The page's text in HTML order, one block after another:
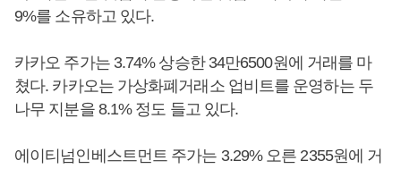
9%를 소유하고 있다.
카카오 주가는 3.74% 상승한 34만6500원에 거래를 마
쳤다. 카카오는 가상화폐거래소 업비트를 운영하는 두
나무 지분을 8.1% 정도 들고 있다.
에이티넘인베스트먼트 주가는 3.29% 오른 2355원에 거